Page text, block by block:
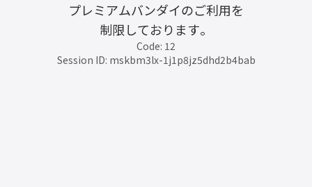
プレミアムバンダイのご利用を
制限しております。
Code: 12
Session ID: mskbm3lx-1j1p8jz5dhd2b4bab